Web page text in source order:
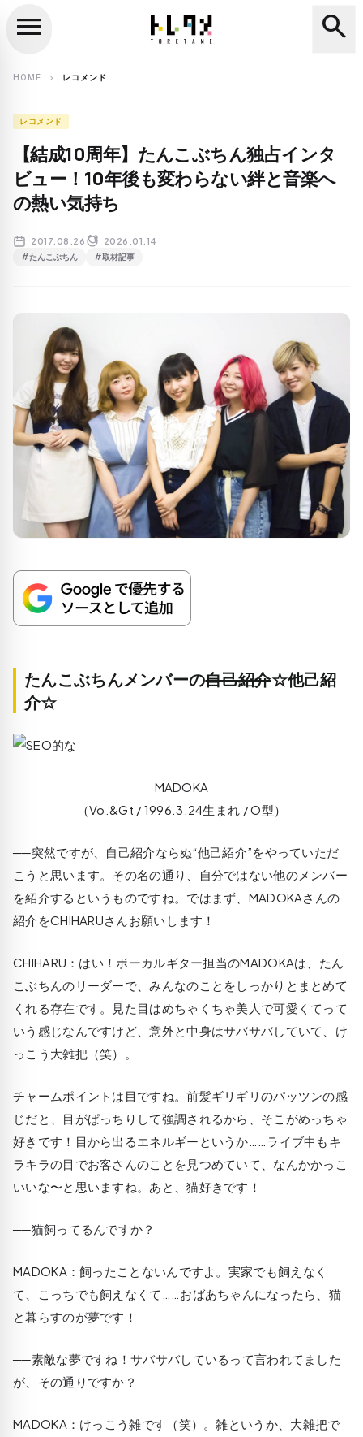
search
menu search
HOME chevron_right レコメンド
レコメンド
【結成10周年】たんこぶちん独占インタ
ビュー！10年後も変わらない絆と音楽へ
の熱い気持ち
2017.08.26 2026.01.14
#たんこぶちん #取材記事
たんこぶちんメンバーの自己紹介☆他己紹
介☆
MADOKA
（Vo.&Gt / 1996.3.24生まれ / O型）
──突然ですが、自己紹介ならぬ“他己紹介”をやっていただ
こうと思います。その名の通り、自分ではない他のメンバー
を紹介するというものですね。ではまず、MADOKAさんの
紹介をCHIHARUさんお願いします！
CHIHARU ：はい！ボーカルギター担当のMADOKAは、たん
こぶちんのリーダーで、みんなのことをしっかりとまとめて
くれる存在です。見た目はめちゃくちゃ美人で可愛くてって
いう感じなんですけど、意外と中身はサバサバしていて、け
っこう大雑把（笑）。
チャームポイントは目ですね。前髪ギリギリのパッツンの感
じだと、目がぱっちりして強調されるから、そこがめっちゃ
好きです！目から出るエネルギーというか……ライブ中もキ
ラキラの目でお客さんのことを見つめていて、なんかかっこ
いいな〜と思いますね。あと、猫好きです！
──猫飼ってるんですか？
MADOKA ：飼ったことないんですよ。実家でも飼えなく
て、こっちでも飼えなくて……おばあちゃんになったら、猫
と暮らすのが夢です！
──素敵な夢ですね！サバサバしているって言われてました
が、その通りですか？
MADOKA ：けっこう雑です（笑）。雑というか、大雑把で